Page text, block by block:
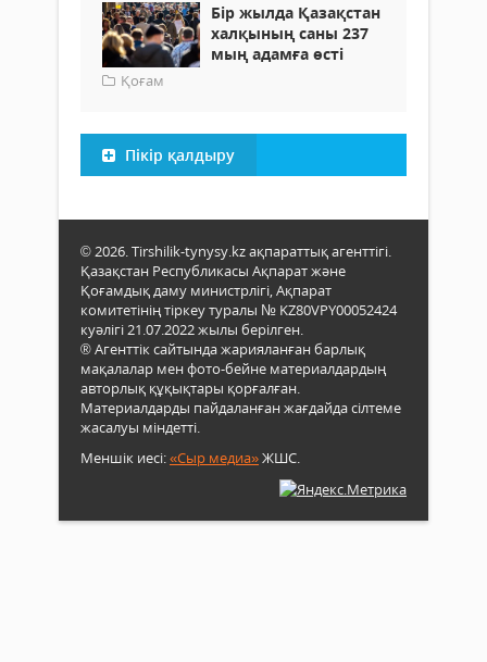
Бір жылда Қазақстан
халқының саны 237
мың адамға өсті
Қоғам
Пікір қалдыру
© 2026. Tirshilik-tynysy.kz ақпараттық агенттігі.
Қазақстан Республикасы Ақпарат және
Қоғамдық даму министрлігі, Ақпарат
комитетінің тіркеу туралы № KZ80VPY00052424
куәлігі 21.07.2022 жылы берілген.
® Агенттік сайтында жарияланған барлық
мақалалар мен фото-бейне материалдардың
авторлық құқықтары қорғалған.
Материалдарды пайдаланған жағдайда сілтеме
жасалуы міндетті.
Меншік иесі:«Сыр медиа»ЖШС.